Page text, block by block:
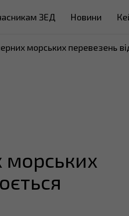
ЗЕД Новини
морських перевезень
морських